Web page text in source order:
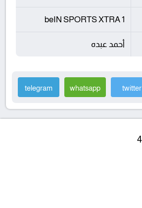
beIN SPORTS XTRA 1
أحمد عبده
twitter
whatsapp
telegram